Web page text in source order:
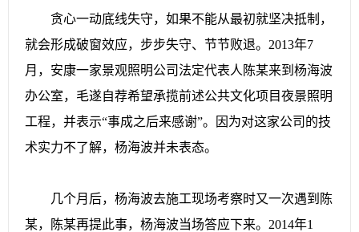
贪心一动底线失守，如果不能从最初就坚决抵制，
就会形成破窗效应，步步失守、节节败退。2013年7
月，安康一家景观照明公司法定代表人陈某来到杨海波
办公室，毛遂自荐希望承揽前述公共文化项目夜景照明
工程，并表示“事成之后来感谢”。因为对这家公司的技
术实力不了解，杨海波并未表态。
几个月后，杨海波去施工现场考察时又一次遇到陈
某，陈某再提此事，杨海波当场答应下来。2014年1